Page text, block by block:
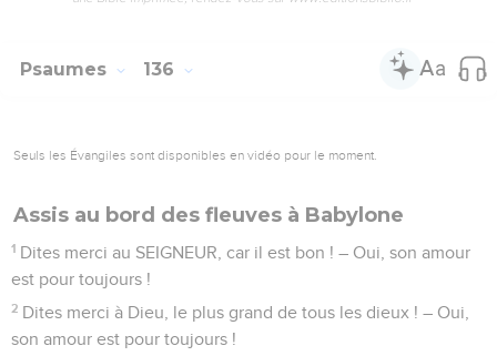
Sihon, roi des Amorites, Og, roi du Bachan, et tous les rois
Israël, son peuple.
on se souviendra de toi de génération en génération.
14 Oui, le SEIGNEUR fait justice à son peuple, il a pitié de
ceux qui le servent.
15 Les dieux des autres peuples sont en argent et en or. Ils
sont fabriqués par des hommes.